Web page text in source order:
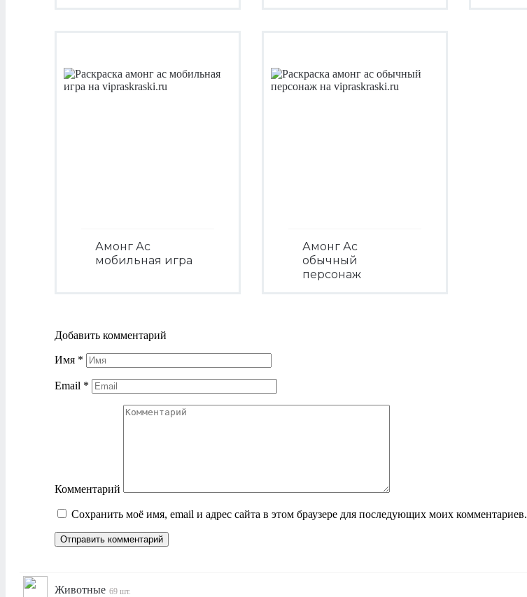
Амонг Ас
мобильная игра
Амонг Ас
обычный
персонаж
Добавить комментарий
Имя *
Email *
Комментарий
Сохранить моё имя, email и адрес сайта в этом браузере для последующих моих комментариев.
Животные 69 шт.